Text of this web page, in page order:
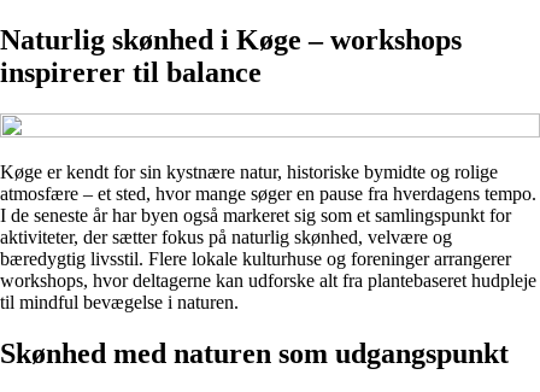
Naturlig skønhed i Køge – workshops
inspirerer til balance
Køge er kendt for sin kystnære natur, historiske bymidte og rolige
atmosfære – et sted, hvor mange søger en pause fra hverdagens tempo.
I de seneste år har byen også markeret sig som et samlingspunkt for
aktiviteter, der sætter fokus på naturlig skønhed, velvære og
bæredygtig livsstil. Flere lokale kulturhuse og foreninger arrangerer
workshops, hvor deltagerne kan udforske alt fra plantebaseret hudpleje
til mindful bevægelse i naturen.
Skønhed med naturen som udgangspunkt